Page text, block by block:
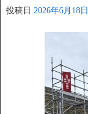
投稿日 2026年6月18日